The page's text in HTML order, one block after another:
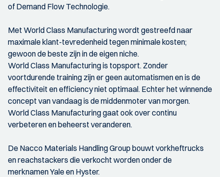
of Demand Flow Technologie.
Met World Class Manufacturing wordt gestreefd naar
maximale klant-tevredenheid tegen minimale kosten;
gewoon de beste zijn in de eigen niche.
World Class Manufacturing is topsport. Zonder
voortdurende training zijn er geen automatismen en is de
effectiviteit en efficiency niet optimaal. Echter het winnende
concept van vandaag is de middenmoter van morgen.
World Class Manufacturing gaat ook over continu
verbeteren en beheerst veranderen.
De Nacco Materials Handling Group bouwt vorkheftrucks
en reachstackers die verkocht worden onder de
merknamen Yale en Hyster.